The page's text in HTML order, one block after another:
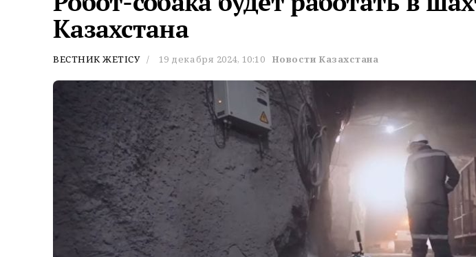
Казахстана
ВЕСТНИК ЖЕТІСУ 19 декабря 2024, 10:10 Новости Казахстана